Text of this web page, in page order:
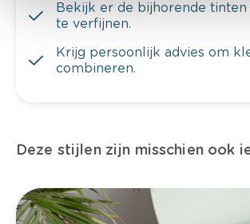
Bekijk er de bijhorende
te verfijnen.
Krijg persoonlijk advies om
combineren.
Deze stijlen zijn misschien ook